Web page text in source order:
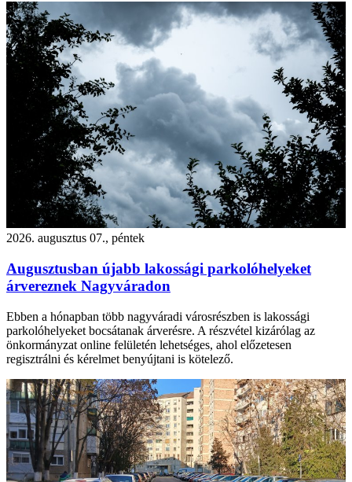
2026. augusztus 07., péntek
Augusztusban újabb lakossági parkolóhelyeket
árvereznek Nagyváradon
Ebben a hónapban több nagyváradi városrészben is lakossági
parkolóhelyeket bocsátanak árverésre. A részvétel kizárólag az
önkormányzat online felületén lehetséges, ahol előzetesen
regisztrálni és kérelmet benyújtani is kötelező.